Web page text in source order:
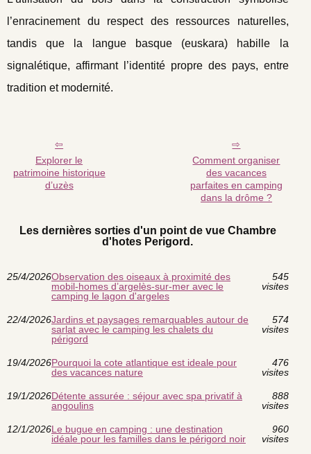
l’enracinement du respect des ressources naturelles,
tandis que la langue basque (euskara) habille la
signalétique, affirmant l’identité propre des pays, entre
tradition et modernité.
Explorer le
patrimoine historique
d’uzès
Comment organiser
des vacances
parfaites en camping
dans la drôme ?
Les dernières sorties d'un point de vue Chambre
d'hotes Perigord.
25/4/2026Observation des oiseaux à proximité des
mobil-homes d’argelès-sur-mer avec le
camping le lagon d'argeles
545
visites
22/4/2026Jardins et paysages remarquables autour de
sarlat avec le camping les chalets du
périgord
574
visites
19/4/2026Pourquoi la cote atlantique est ideale pour
des vacances nature
476
visites
19/1/2026Détente assurée : séjour avec spa privatif à
angoulins
888
visites
12/1/2026Le bugue en camping : une destination
idéale pour les familles dans le périgord noir
960
visites